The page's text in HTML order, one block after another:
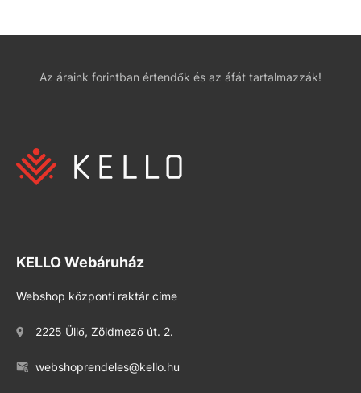
Az áraink forintban értendők és az áfát tartalmazzák!
KELLO Webáruház
Webshop központi raktár címe
2225 Üllő, Zöldmező út. 2.
webshoprendeles@kello.hu